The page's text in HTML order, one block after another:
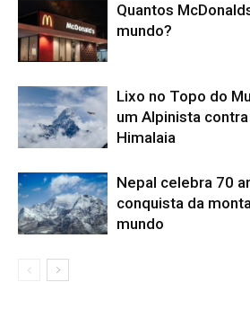
Quantos
mundo?
Lixo no Topo do
um Alpinista
Himalaia
Nepal celebra 70
conquista da
mundo